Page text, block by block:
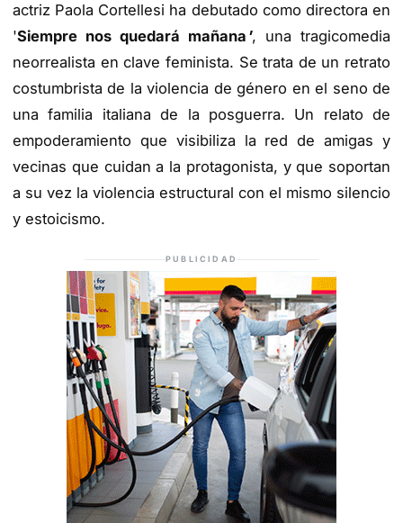
actriz Paola Cortellesi ha debutado como directora en
'Siempre nos quedará mañana ', una tragicomedia
neorrealista en clave feminista. Se trata de un retrato
costumbrista de la violencia de género en el seno de
una familia italiana de la posguerra. Un relato de
empoderamiento que visibiliza la red de amigas y
vecinas que cuidan a la protagonista, y que soportan
a su vez la violencia estructural con el mismo silencio
y estoicismo.
PUBLICIDAD